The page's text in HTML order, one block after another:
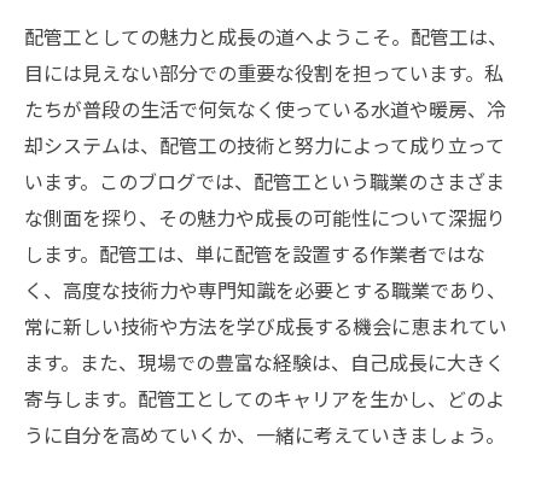
配管工としての魅力と成長の道へようこそ。配管工は、
目には見えない部分での重要な役割を担っています。私
たちが普段の生活で何気なく使っている水道や暖房、冷
却システムは、配管工の技術と努力によって成り立って
います。このブログでは、配管工という職業のさまざま
な側面を探り、その魅力や成長の可能性について深掘り
します。配管工は、単に配管を設置する作業者ではな
く、高度な技術力や専門知識を必要とする職業であり、
常に新しい技術や方法を学び成長する機会に恵まれてい
ます。また、現場での豊富な経験は、自己成長に大きく
寄与します。配管工としてのキャリアを生かし、どのよ
うに自分を高めていくか、一緒に考えていきましょう。